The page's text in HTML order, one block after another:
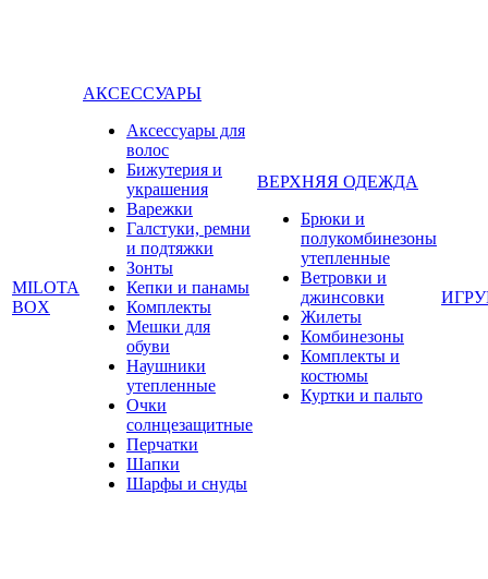
MILOTA
BOX
АКСЕССУАРЫ
Аксессуары для
волос
Бижутерия и
украшения
Варежки
Галстуки, ремни
и подтяжки
Зонты
Кепки и панамы
Комплекты
Мешки для
обуви
Наушники
утепленные
Очки
солнцезащитные
Перчатки
Шапки
Шарфы и снуды
ВЕРХНЯЯ ОДЕЖДА
Брюки и
полукомбинезоны
утепленные
Ветровки и
джинсовки
Жилеты
Комбинезоны
Комплекты и
костюмы
Куртки и пальто